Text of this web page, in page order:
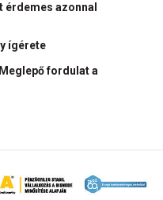
érdemes azonnal
ígérete
fordulat a